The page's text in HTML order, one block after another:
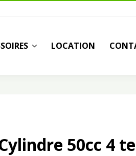
LOCATION
50cc 4